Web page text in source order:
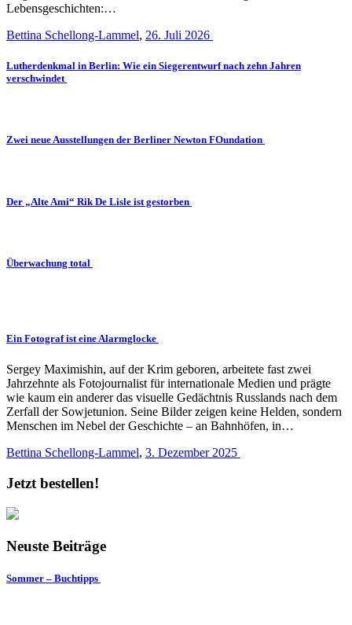
Lebensgeschichten:…
Bettina Schellong-Lammel, 26. Juli 2026
Lutherdenkmal in Berlin: Wie ein Siegerentwurf nach zehn Jahren
verschwindet
Zwei neue Ausstellungen der Berliner Newton FOundation
Der „Alte Ami“ Rik De Lisle ist gestorben
Überwachung total
Ein Fotograf ist eine Alarmglocke
Sergey Maximishin, auf der Krim geboren, arbeitete fast zwei
Jahrzehnte als Fotojournalist für internationale Medien und prägte
wie kaum ein anderer das visuelle Gedächtnis Russlands nach dem
Zerfall der Sowjetunion. Seine Bilder zeigen keine Helden, sondern
Menschen im Nebel der Geschichte – an Bahnhöfen, in…
Bettina Schellong-Lammel, 3. Dezember 2025
Jetzt bestellen!
Neuste Beiträge
Sommer – Buchtipps